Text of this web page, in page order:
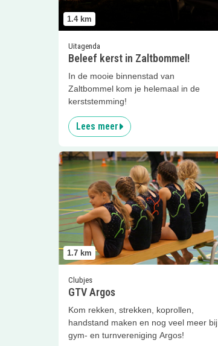
1.4 km
Uitagenda
Beleef kerst in Zaltbommel!
In de mooie binnenstad van
Zaltbommel kom je helemaal in de
kerststemming!
Lees meer
1.7 km
Clubjes
GTV Argos
Kom rekken, strekken, koprollen,
handstand maken en nog veel meer bij
gym- en turnvereniging Argos!
Lees meer GTV Argos